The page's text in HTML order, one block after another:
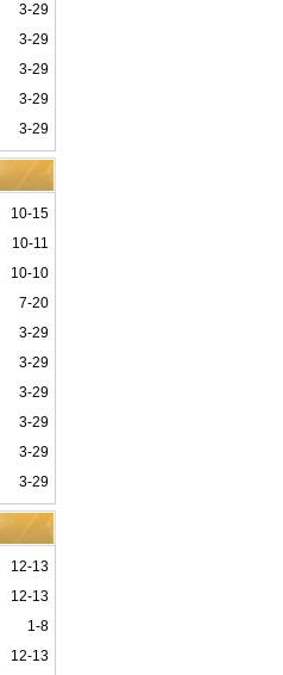
3-29
3-29
3-29
3-29
3-29
10-15
10-11
10-10
7-20
3-29
3-29
3-29
3-29
3-29
3-29
12-13
12-13
1-8
12-13